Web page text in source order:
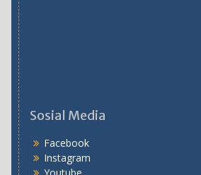
Sosial Media
Facebook
Instagram
Youtube